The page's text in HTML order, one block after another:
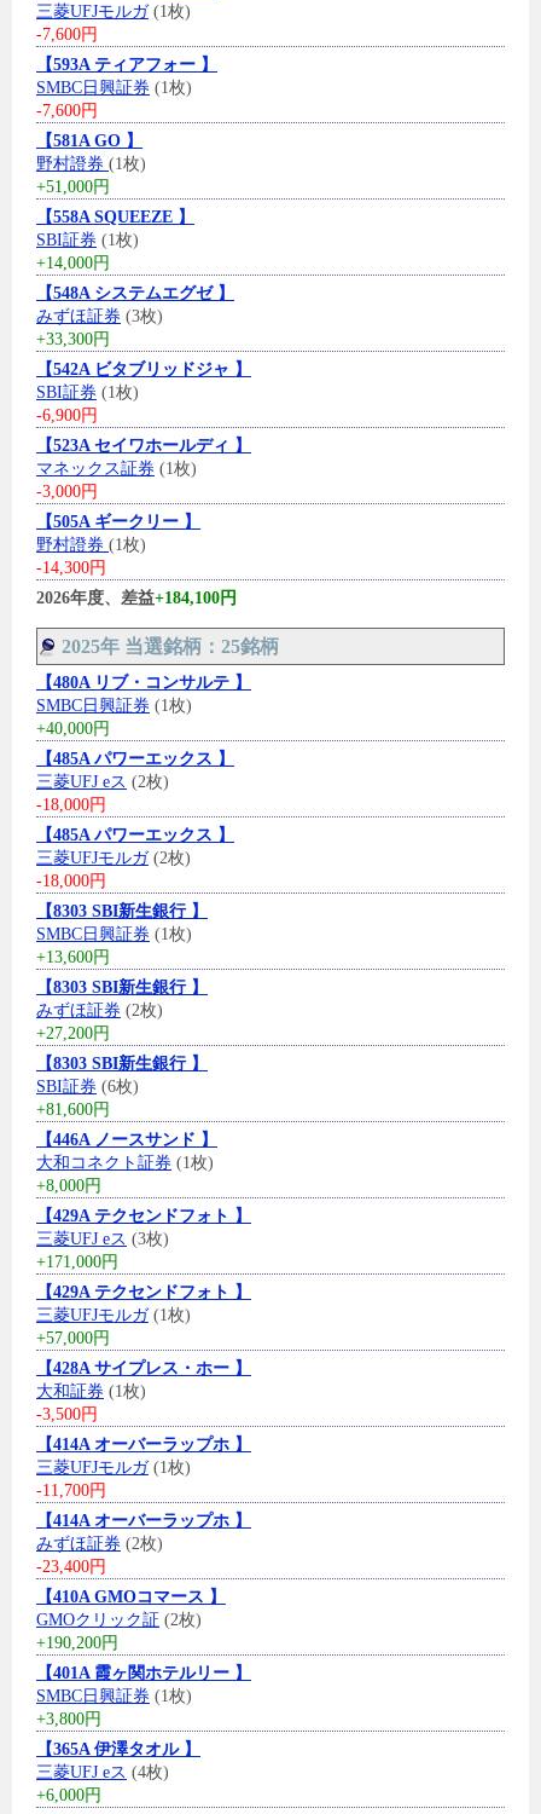
三菱UFJモルガ(1枚)
-7,600円
【593A ティアフォー 】
SMBC日興証券 (1枚)
-7,600円
【581A GO 】
野村證券 (1枚)
+51,000円
【558A SQUEEZE 】
SBI証券 (1枚)
+14,000円
【548A システムエグゼ 】
みずほ証券 (3枚)
+33,300円
【542A ビタブリッドジャ 】
SBI証券 (1枚)
-6,900円
【523A セイワホールディ 】
マネックス証券 (1枚)
-3,000円
【505A ギークリー 】
野村證券 (1枚)
-14,300円
2026年度、差益+184,100円
2025年 当選銘柄：25銘柄
【480A リブ・コンサルテ 】
SMBC日興証券 (1枚)
+40,000円
【485A パワーエックス 】
三菱UFJ eス (2枚)
-18,000円
【485A パワーエックス 】
三菱UFJモルガ(2枚)
-18,000円
【8303 SBI新生銀行 】
SMBC日興証券 (1枚)
+13,600円
【8303 SBI新生銀行 】
みずほ証券 (2枚)
+27,200円
【8303 SBI新生銀行 】
SBI証券 (6枚)
+81,600円
【446A ノースサンド 】
大和コネクト証券 (1枚)
+8,000円
【429A テクセンドフォト 】
三菱UFJ eス (3枚)
+171,000円
【429A テクセンドフォト 】
三菱UFJモルガ(1枚)
+57,000円
【428A サイプレス・ホー 】
大和証券 (1枚)
-3,500円
【414A オーバーラップホ 】
三菱UFJモルガ(1枚)
-11,700円
【414A オーバーラップホ 】
みずほ証券 (2枚)
-23,400円
【410A GMOコマース 】
GMOクリック証 (2枚)
+190,200円
【401A 霞ヶ関ホテルリー 】
SMBC日興証券 (1枚)
+3,800円
【365A 伊澤タオル 】
三菱UFJ eス (4枚)
+6,000円